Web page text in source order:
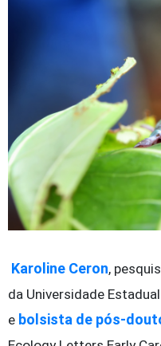
Karoline Ceron,
da Universidade
e bolsista de pós-